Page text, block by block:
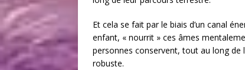
Et cela se fait par le biais d’un canal
enfant, « nourrit » ces âmes
personnes conservent, tout au long
robuste.